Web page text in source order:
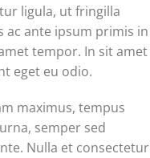
ligula, ut fringilla
ac ante ipsum primis in
tempor. In sit amet
eget eu odio.
maximus, tempus
semper sed
Nulla et consectetur